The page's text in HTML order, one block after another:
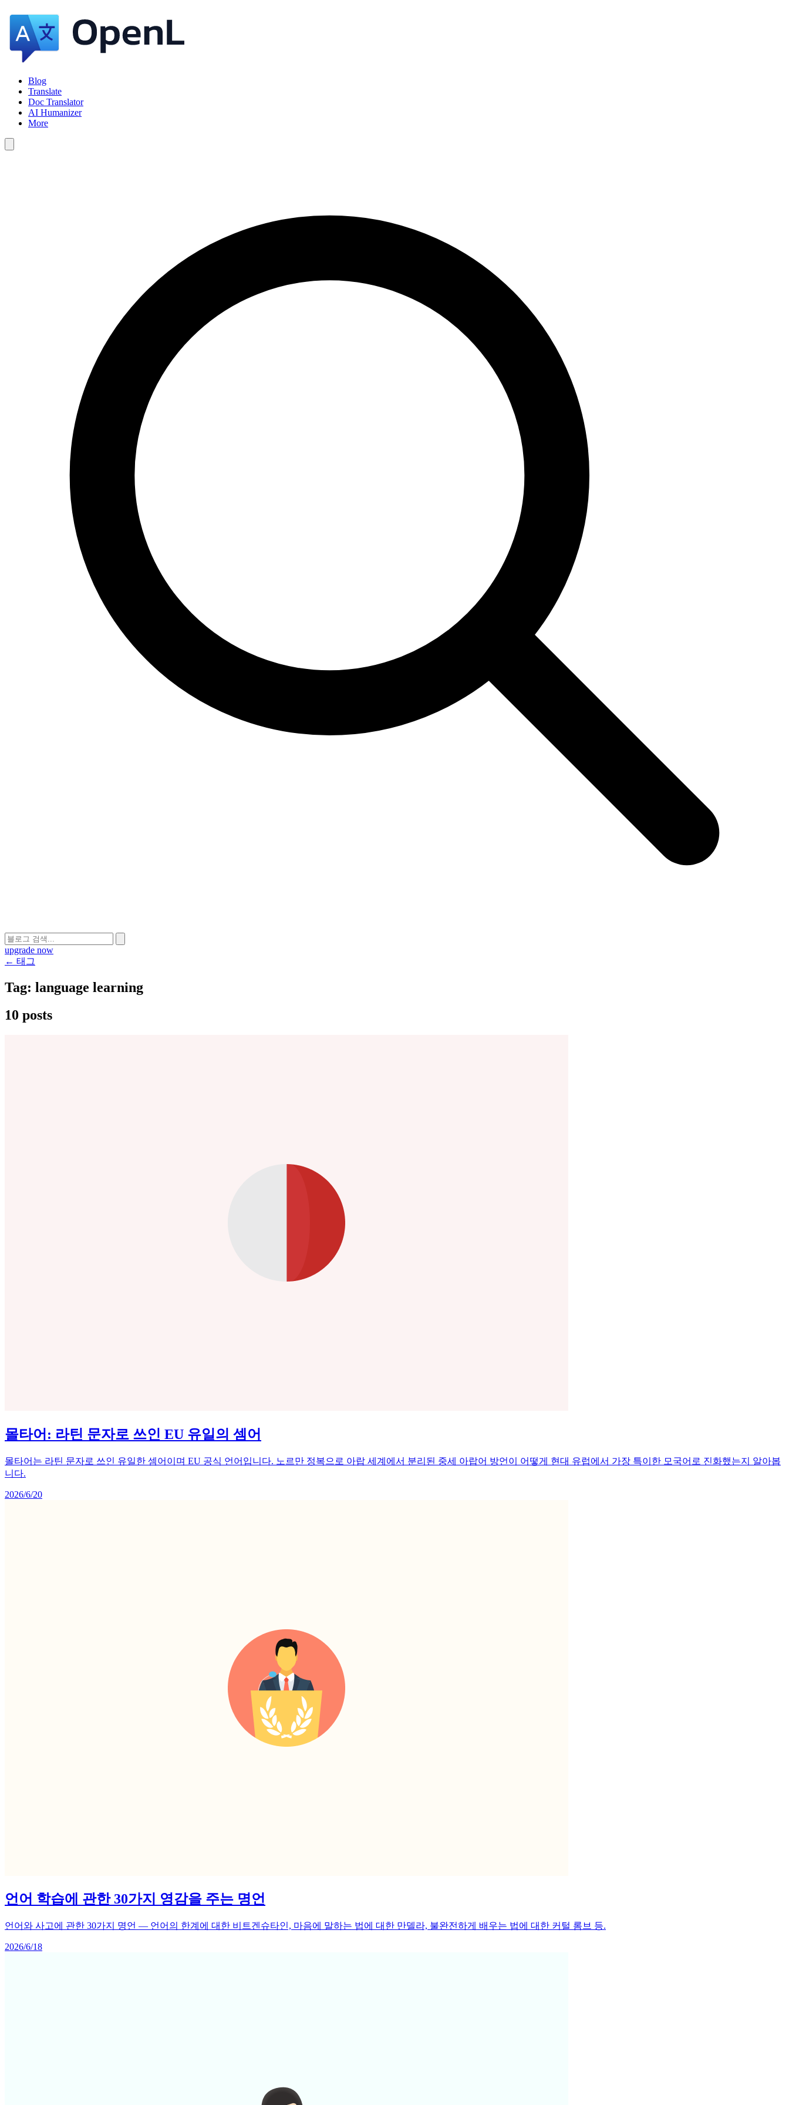
Blog
Translate
Doc Translator
AI Humanizer
More
upgrade now
← 태그
Tag: language learning
10 posts
몰타어: 라틴 문자로 쓰인 EU 유일의 셈어
몰타어는 라틴 문자로 쓰인 유일한 셈어이며 EU 공식 언어입니다. 노르만 정복으로 아랍 세계에서 분리된 중세 아랍어 방언이 어떻게 현대 유럽에서 가장 특이한 모국어로 진화했는지 알아봅
니다.
2026/6/20
언어 학습에 관한 30가지 영감을 주는 명언
언어와 사고에 관한 30가지 명언 — 언어의 한계에 대한 비트겐슈타인, 마음에 말하는 법에 대한 만델라, 불완전하게 배우는 법에 대한 커털 롬브 등.
2026/6/18